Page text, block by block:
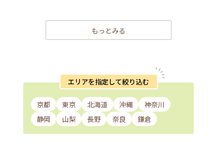
もっとみる
エリアを指定して絞り込む
京都 東京 北海道 沖縄
神奈川
静岡
山梨 長野 奈良 鎌倉